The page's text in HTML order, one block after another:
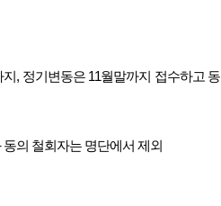
, 정기변동은 11월말까지 접수하고 동
의 철회자는 명단에서 제외